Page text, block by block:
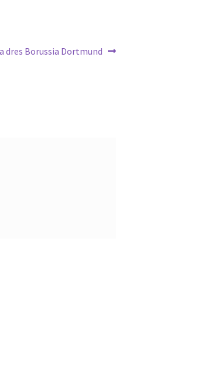
dres Borussia Dortmund